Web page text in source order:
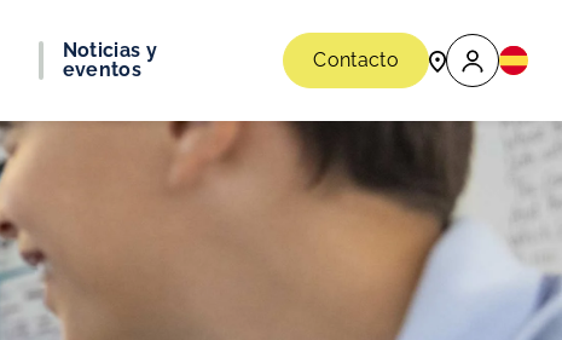
Noticias y
eventos
Contacto